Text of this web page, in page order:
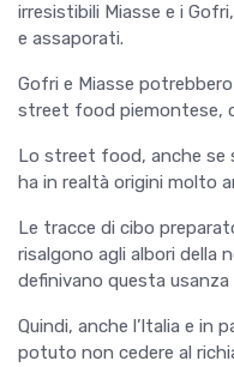
irresistibili Miasse e i
e assaporati.
Gofri e Miasse
street food piemontese,
Lo street food, anche se
ha in realtà origini molto
Le tracce di cibo
risalgono agli albori della
definivano questa usanza
Quindi, anche l’Italia e in
potuto non cedere al